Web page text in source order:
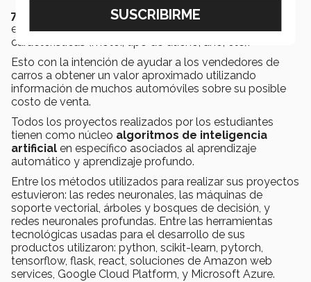
7. Costo de carros usados: plataforma capaz de
estimar el costo de un auto en función de sus
características (motor, tipo de dueño, año, etc).
Esto con la intención de ayudar a los vendedores de
carros a obtener un valor aproximado utilizando
información de muchos automóviles sobre su posible
costo de venta.
Todos los proyectos realizados por los estudiantes
tienen como núcleo algoritmos de inteligencia
artificial en específico asociados al aprendizaje
automático y aprendizaje profundo.
Entre los métodos utilizados para realizar sus proyectos
estuvieron: las redes neuronales, las máquinas de
soporte vectorial, árboles y bosques de decisión, y
redes neuronales profundas. Entre las herramientas
tecnológicas usadas para el desarrollo de sus
productos utilizaron: python, scikit-learn, pytorch,
tensorflow, flask, react, soluciones de Amazon web
services, Google Cloud Platform, y Microsoft Azure.